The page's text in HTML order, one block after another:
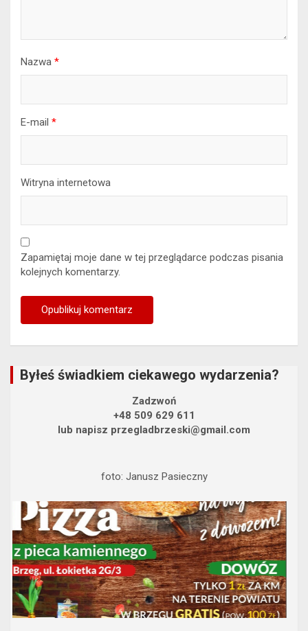
Nazwa *
E-mail *
Witryna internetowa
Zapamiętaj moje dane w tej przeglądarce podczas pisania
kolejnych komentarzy.
Byłeś świadkiem ciekawego wydarzenia?
Zadzwoń
+48 509 629 611
lub napisz przegladbrzeski@gmail.com
foto: Janusz Pasieczny